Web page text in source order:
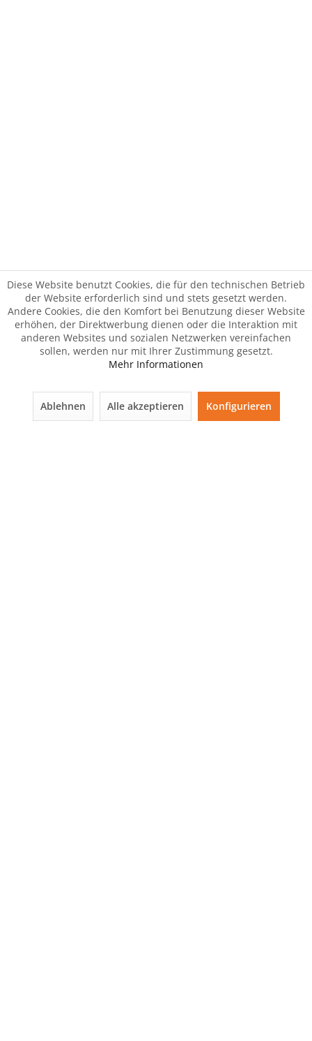
Diese Website benutzt Cookies, die für den technischen Betrieb
der Website erforderlich sind und stets gesetzt werden.
Andere Cookies, die den Komfort bei Benutzung dieser Website
erhöhen, der Direktwerbung dienen oder die Interaktion mit
anderen Websites und sozialen Netzwerken vereinfachen
sollen, werden nur mit Ihrer Zustimmung gesetzt.
Mehr Informationen
Ablehnen Alle akzeptieren Konfigurieren